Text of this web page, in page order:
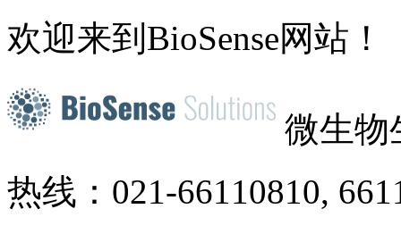
欢迎来到BioSense网站！
微生物
热线：021-66110810,